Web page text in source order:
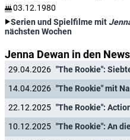
03.12.1980
Serien und Spielfilme mit
nächsten Wochen
Jenna Dewan in den News
29.04.2026
14.04.2026
22.12.2025
10.12.2025